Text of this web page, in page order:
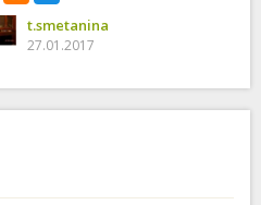
t.smetanina
27.01.2017